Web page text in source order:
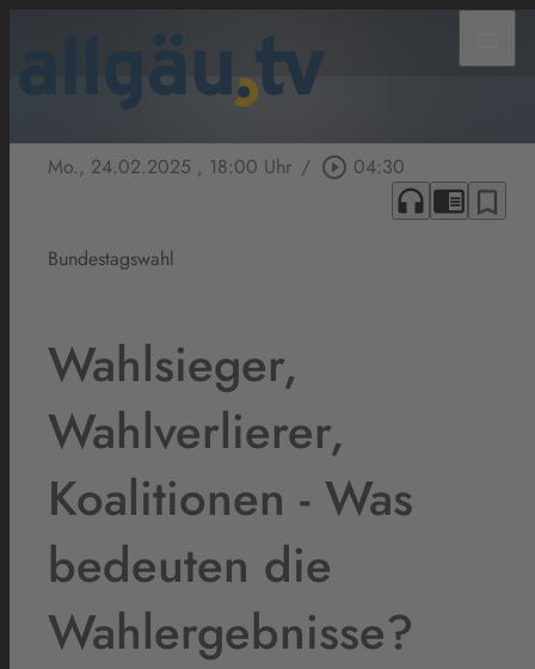
Mo., 24.02.2025 , 18:00 Uhr / play_circle_outline 04:30
headphones chrome_reader_mode bookmark_border
Bundestagswahl
Wahlsieger,
Wahlverlierer,
Koalitionen - Was
bedeuten die
Wahlergebnisse?